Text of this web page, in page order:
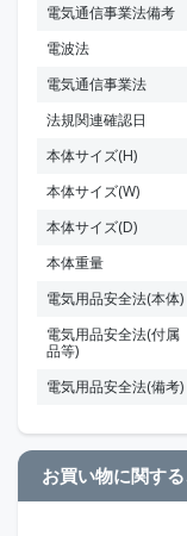
電気通信事業法備考
電波法
電気通信事業法
法規関連確認日
本体サイズ(H)
本体サイズ(W)
本体サイズ(D)
本体重量
電気用品安全法(本体)
電気用品安全法(付属
品等)
電気用品安全法(備考)
お買い物に関す